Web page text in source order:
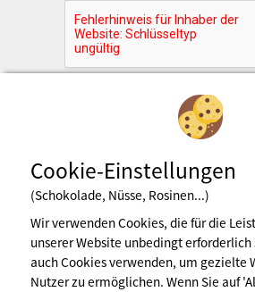
Newsletter
Cookie-Einstellungen
(Schokolade, Nüsse, Rosinen...)
Wir verwenden Cookies, die für die
unserer Website unbedingt erforderlich
auch Cookies verwenden, um gezielte
Nutzer zu ermöglichen. Wenn Sie auf